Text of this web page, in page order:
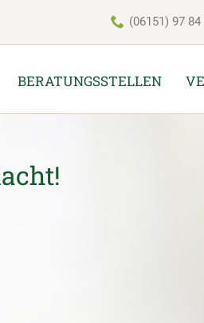
(06151) 97 84
BERATUNGSSTELLEN